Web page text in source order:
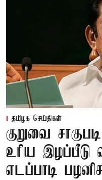
தமிழக செய்திகள்
குறுவை
உரிய
எடப்பாடி